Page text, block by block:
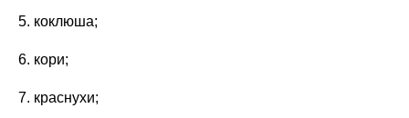
5. коклюша;
6. кори;
7. краснухи;